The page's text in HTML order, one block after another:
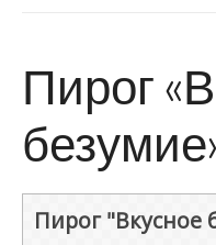
Пирог
Пирог "Вкусное